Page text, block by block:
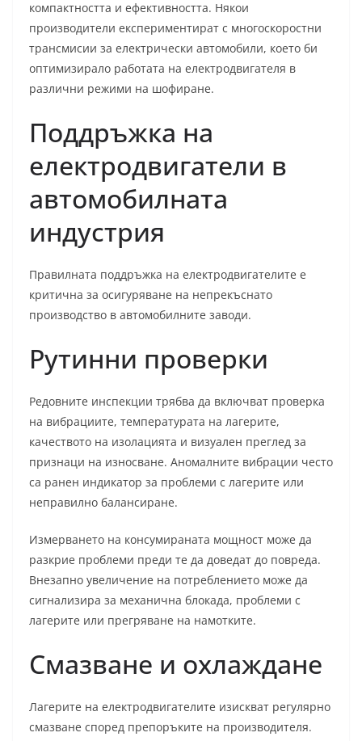
компактността и ефективността. Някои
производители експериментират с многоскоростни
трансмисии за електрически автомобили, което би
оптимизирало работата на електродвигателя в
различни режими на шофиране.
Поддръжка на
електродвигатели в
автомобилната
индустрия
Правилната поддръжка на електродвигателите е
критична за осигуряване на непрекъснато
производство в автомобилните заводи.
Рутинни проверки
Редовните инспекции трябва да включват проверка
на вибрациите, температурата на лагерите,
качеството на изолацията и визуален преглед за
признаци на износване. Аномалните вибрации често
са ранен индикатор за проблеми с лагерите или
неправилно балансиране.
Измерването на консумираната мощност може да
разкрие проблеми преди те да доведат до повреда.
Внезапно увеличение на потреблението може да
сигнализира за механична блокада, проблеми с
лагерите или прегряване на намотките.
Смазване и охлаждане
Лагерите на електродвигателите изискват регулярно
смазване според препоръките на производителя.